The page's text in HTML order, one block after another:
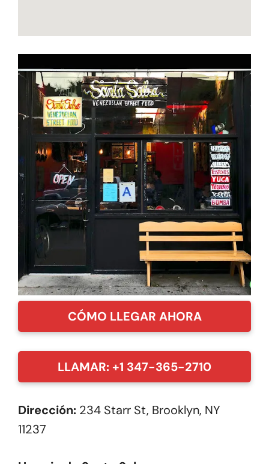
CÓMO LLEGAR AHORA
LLAMAR: +1 347-365-2710
Dirección: 234 Starr St, Brooklyn, NY
11237